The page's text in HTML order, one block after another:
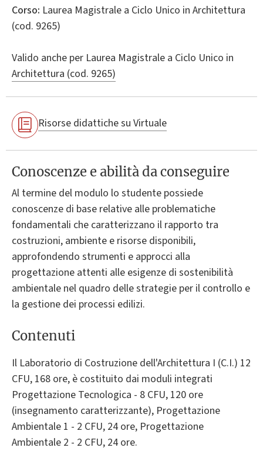
Corso: Laurea Magistrale a Ciclo Unico in Architettura
(cod. 9265)
Valido anche per Laurea Magistrale a Ciclo Unico in
Architettura (cod. 9265)
Risorse didattiche su Virtuale
Conoscenze e abilità da conseguire
Al termine del modulo lo studente possiede
conoscenze di base relative alle problematiche
fondamentali che caratterizzano il rapporto tra
costruzioni, ambiente e risorse disponibili,
approfondendo strumenti e approcci alla
progettazione attenti alle esigenze di sostenibilità
ambientale nel quadro delle strategie per il controllo e
la gestione dei processi edilizi.
Contenuti
Il Laboratorio di Costruzione dell'Architettura I (C.I.) 12
CFU, 168 ore, è costituito dai moduli integrati
Progettazione Tecnologica - 8 CFU, 120 ore
(insegnamento caratterizzante), Progettazione
Ambientale 1 - 2 CFU, 24 ore, Progettazione
Ambientale 2 - 2 CFU, 24 ore.